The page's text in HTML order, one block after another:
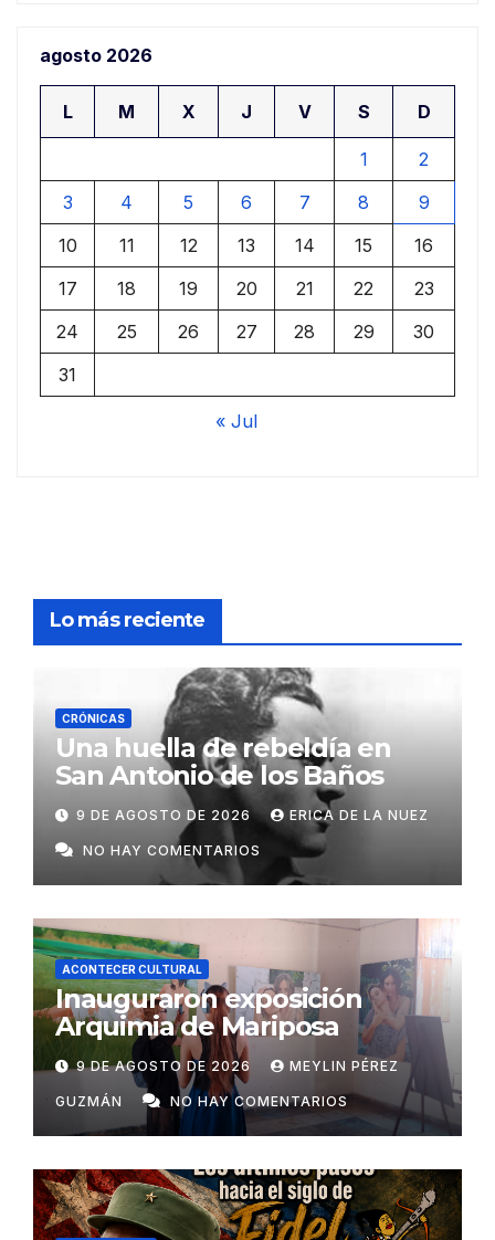
agosto 2026
L M X J V S D
1
2
3
4 5 6 7 8
9
10
11 12 13 14 15
16
17
18 19 20 21 22
23
24
25 26 27 28 29
30
31
« Jul
Lo más reciente
CRÓNICAS
Una huella de rebeldía en
San Antonio de los Baños
9 DE AGOSTO DE 2026 ERICA DE LA NUEZ
NO HAY COMENTARIOS
ACONTECER CULTURAL
Inauguraron exposición
Arquimia de Mariposa
9 DE AGOSTO DE 2026 MEYLIN PÉREZ
GUZMÁN NO HAY COMENTARIOS